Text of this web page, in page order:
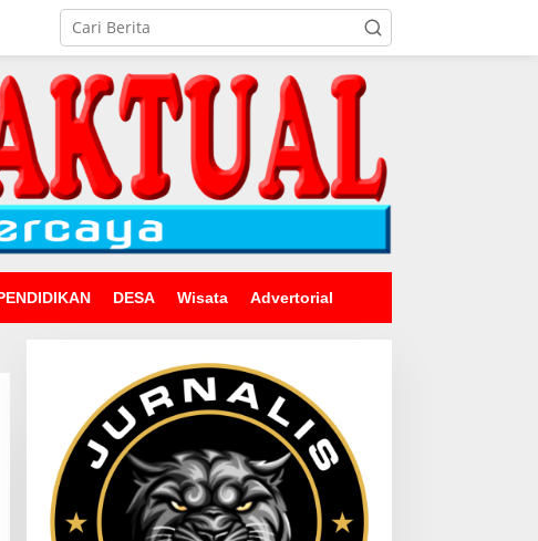
DESA Wisata Advertorial